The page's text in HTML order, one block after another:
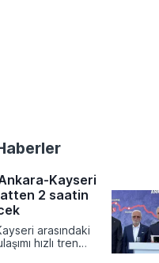
Kayseri
2 saatin
arasındaki
hızlı tren